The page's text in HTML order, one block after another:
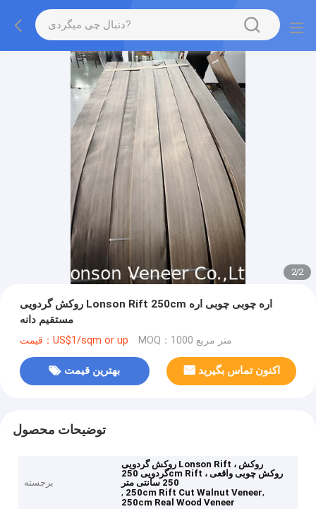
2/2
روکش گردویی Lonson Rift 250cm اره چوبی چوبی اره
مستقیم دانه
قیمت：US$1/sqm or up MOQ：1000 متر مربع
بهترین قیمت اکنون تماس بگیرید
توضیحات محصول
برجسته
روکش گردویی Lonson Rift ، روکش
گردویی 250cm Rift ، روکش چوبی واقعی
250 سانتی متر
, 250cm Rift Cut Walnut Veneer,
250cm Real Wood Veneer